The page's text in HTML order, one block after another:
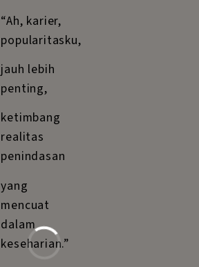
“Ah, karier,
popularitasku,
jauh lebih
penting,
ketimbang
realitas
penindasan
yang
mencuat
dalam
keseharian.”